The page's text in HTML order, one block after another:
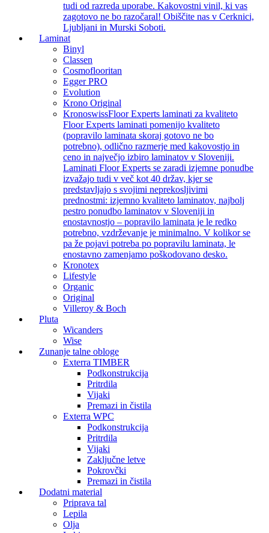
tudi od razreda uporabe. Kakovostni vinil, ki vas
zagotovo ne bo razočaral! Obiščite nas v Cerknici,
Ljubljani in Murski Soboti.
Laminat
Binyl
Classen
Cosmoflooritan
Egger PRO
Evolution
Krono Original
KronoswissFloor Experts laminati za kvaliteto
Floor Experts laminati pomenijo kvaliteto
(popravilo laminata skoraj gotovo ne bo
potrebno), odlično razmerje med kakovostjo in
ceno in največjo izbiro laminatov v Sloveniji.
Laminati Floor Experts se zaradi izjemne ponudbe
izvažajo tudi v več kot 40 držav, kjer se
predstavljajo s svojimi neprekosljivimi
prednostmi: izjemno kvaliteto laminatov, najbolj
pestro ponudbo laminatov v Sloveniji in
enostavnostjo – popravilo laminata je le redko
potrebno, vzdrževanje je minimalno. V kolikor se
pa že pojavi potreba po popravilu laminata, le
enostavno zamenjamo poškodovano desko.
Kronotex
Lifestyle
Organic
Original
Villeroy & Boch
Pluta
Wicanders
Wise
Zunanje talne obloge
Exterra TIMBER
Podkonstrukcija
Pritrdila
Vijaki
Premazi in čistila
Exterra WPC
Podkonstrukcija
Pritrdila
Vijaki
Zaključne letve
Pokrovčki
Premazi in čistila
Dodatni material
Priprava tal
Lepila
Olja